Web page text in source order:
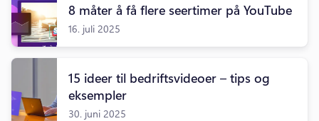
8 måter å få flere seertimer på YouTube
16. juli 2025
15 ideer til bedriftsvideoer – tips og
eksempler
30. juni 2025